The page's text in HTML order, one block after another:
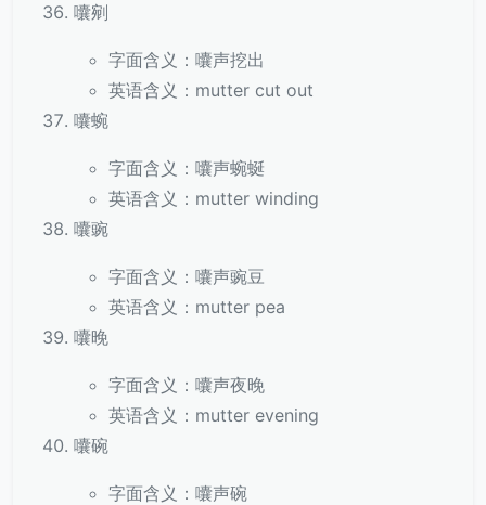
囔剜
字面含义：囔声挖出
英语含义：mutter cut out
囔蜿
字面含义：囔声蜿蜒
英语含义：mutter winding
囔豌
字面含义：囔声豌豆
英语含义：mutter pea
囔晚
字面含义：囔声夜晚
英语含义：mutter evening
囔碗
字面含义：囔声碗